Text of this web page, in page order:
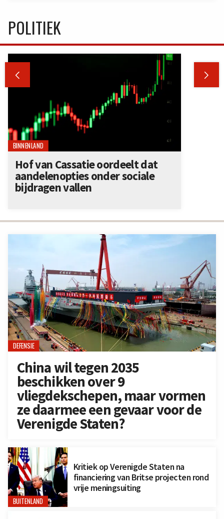
DEFENSIE
China wil tegen 2035
beschikken over 9
vliegdekschepen, maar vormen
ze daarmee een gevaar voor de
Verenigde Staten?
BUITENLAND
Kritiek op Verenigde Staten na
financiering van Britse projecten rond
vrije meningsuiting
POLITIEK
 
BINNENLAND
Hof van Cassatie oordeelt dat
aandelenopties onder sociale
bijdragen vallen